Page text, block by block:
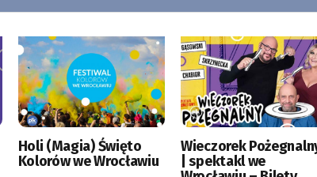
Holi (Magia) Święto
Kolorów we Wrocławiu
Wieczorek
| spektakl we